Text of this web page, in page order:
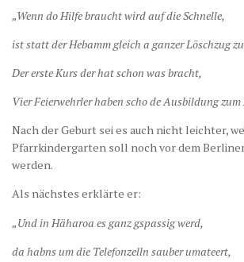
„Wenn do Hilfe braucht wird auf die Schnelle,
ist statt der Hebamm gleich a ganzer Löschzug
Der erste Kurs der hat schon was bracht,
Vier Feierwehrler haben scho de Ausbildung
Nach der Geburt sei es auch nicht leichter,
Pfarrkindergarten soll noch vor dem
werden.
Als nächstes erklärte er:
„Und in Häharoa es ganz gspassig werd,
da habns um die Telefonzelln sauber umateert,